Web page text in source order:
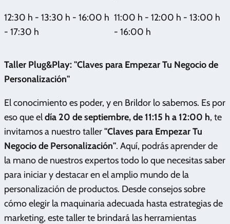
12:30 h - 13:30 h - 16:00 h
- 17:30 h
11:00 h - 12:00 h - 13:00 h
- 16:00 h
Taller Plug&Play: "Claves para Empezar Tu Negocio de
Personalización"
El conocimiento es poder, y en Brildor lo sabemos. Es por
eso que eldía 20 de septiembre, de 11:15 h a 12:00 h, te
invitamos a nuestro taller"Claves para Empezar Tu
Negocio de Personalización". Aquí, podrás aprender de
la mano de nuestros expertos todo lo que necesitas saber
para iniciar y destacar en el amplio mundo de la
personalización de productos. Desde consejos sobre
cómo elegir la maquinaria adecuada hasta estrategias de
marketing, este taller te brindará las herramientas